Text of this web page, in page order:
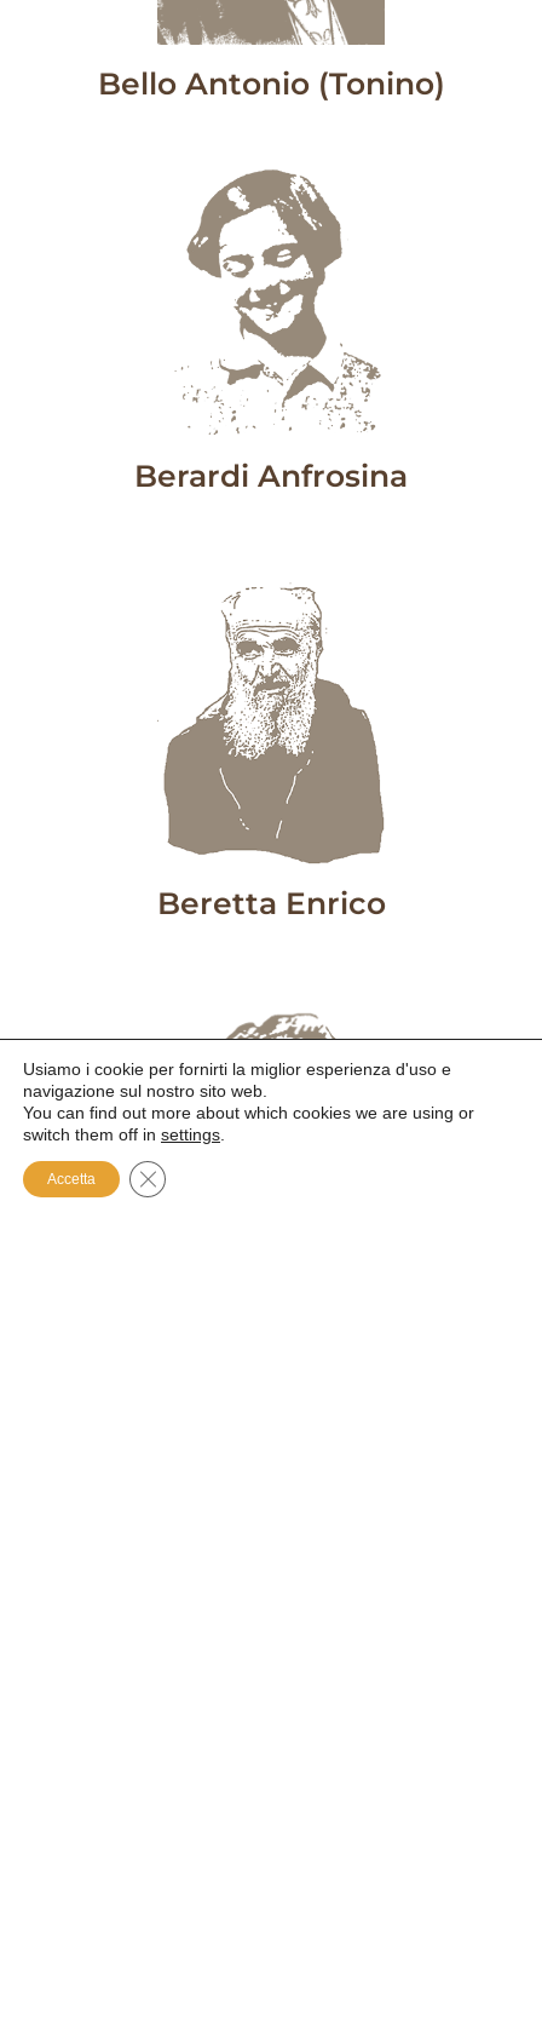
Bello Antonio (Tonino)
Berardi Anfrosina
Beretta Enrico
Usiamo i cookie per fornirti la miglior esperienza d'uso e
navigazione sul nostro sito web.
You can find out more about which cookies we are using or
switch them off in settings
Accetta Close GDPR Cookie Banner